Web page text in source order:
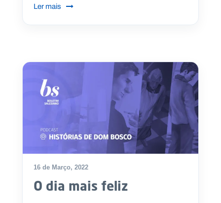
Ler mais
16 de Março, 2022
O dia mais feliz